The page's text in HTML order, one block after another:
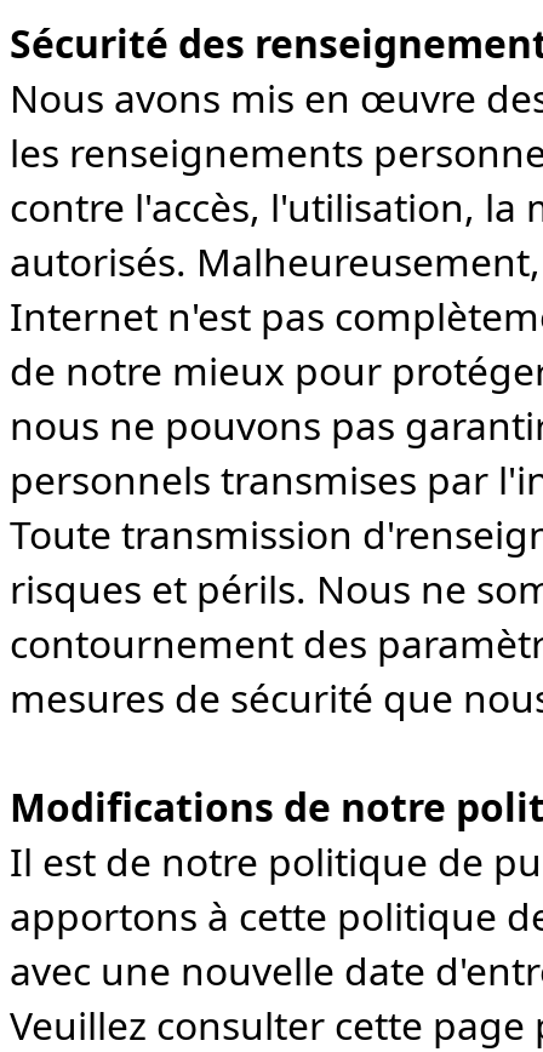
Sécurité des
Nous avons mis en œuvre
les renseignements
contre l'accès, l'utilisation,
autorisés.
Internet n'est pas
de notre mieux pour
nous ne pouvons pas
personnels transmises par
Toute transmission
risques et périls. Nous ne
contournement des
mesures de sécurité que
Modifications de notre
Il est de notre politique de
apportons à cette politique
avec une nouvelle date
Veuillez consulter cette